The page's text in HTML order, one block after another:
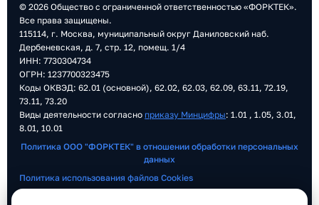
© 2026 Общество с ограниченной ответственностью «ФОРКТЕК».
Все права защищены.
115114, г. Москва, муниципальный округ Даниловский наб.
Дербеневская, д. 7, стр. 12, помещ. 1/4
Политика ООО "ФОРКТЕК" в отношении обработки персональных
данных
Политика использования файлов Cookies
ИНН: 7730304734
ОГРН: 1237700323475
Коды ОКВЭД: 62.01 (основной), 62.02, 62.03, 62.09, 63.11, 72.19,
73.11, 73.20
Виды деятельности согласно приказу Минцифры: 1.01 , 1.05, 3.01,
8.01, 10.01